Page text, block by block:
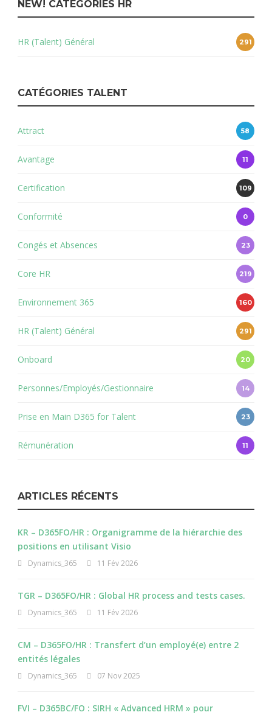
NEW! CATÉGORIES HR
HR (Talent) Général 291
CATÉGORIES TALENT
Attract 58
Avantage 11
Certification 109
Conformité 0
Congés et Absences 23
Core HR 219
Environnement 365 160
HR (Talent) Général 291
Onboard 20
Personnes/Employés/Gestionnaire 14
Prise en Main D365 for Talent 23
Rémunération 11
ARTICLES RÉCENTS
KR – D365FO/HR : Organigramme de la hiérarchie des
positions en utilisant Visio
Dynamics_365 11 Fév 2026
TGR – D365FO/HR : Global HR process and tests cases.
Dynamics_365 11 Fév 2026
CM – D365FO/HR : Transfert d’un employé(e) entre 2
entités légales
Dynamics_365 07 Nov 2025
FVI – D365BC/FO : SIRH « Advanced HRM » pour